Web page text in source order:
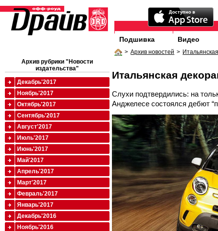
Подшивка Видео
> Архив новостей >
Итальянская
Слухи подтвердились: на
Анджелесе состоялся дебют
Архив рубрики "Новости
издательства"
Декабрь'2017
Ноябрь'2017
Октябрь'2017
Сентябрь'2017
Август'2017
Июль'2017
Июнь'2017
Май'2017
Апрель'2017
Март'2017
Февраль'2017
Январь'2017
Декабрь'2016
Ноябрь'2016